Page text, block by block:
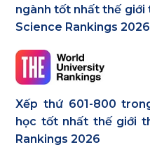
ngành tốt nhất thế
Science Rankings 2026
Xếp thứ 601-800
học tốt nhất thế giới
Rankings 2026